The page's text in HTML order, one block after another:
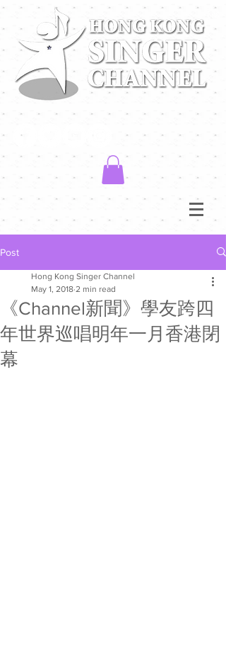
Post
《Channel新聞》學友跨四
年世界巡唱明年一月香港閉
幕
Hong Kong Singer Channel
May 1, 2018 2 min read